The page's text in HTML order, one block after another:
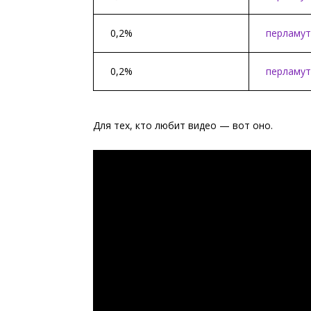
0,2%
0,2%
Для тех, кто любит видео — вот оно.